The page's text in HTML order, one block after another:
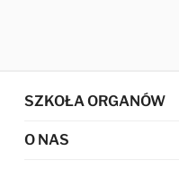
SZKOŁA ORGANÓW
O NAS